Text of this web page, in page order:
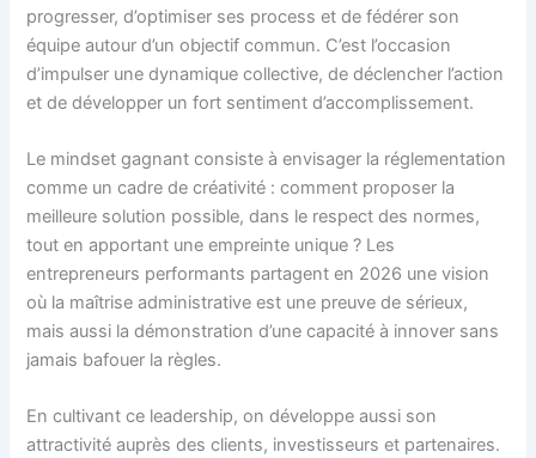
progresser, d’optimiser ses process et de fédérer son
équipe autour d’un objectif commun. C’est l’occasion
d’impulser une dynamique collective, de déclencher l’action
et de développer un fort sentiment d’accomplissement.
Le mindset gagnant consiste à envisager la réglementation
comme un cadre de créativité : comment proposer la
meilleure solution possible, dans le respect des normes,
tout en apportant une empreinte unique ? Les
entrepreneurs performants partagent en 2026 une vision
où la maîtrise administrative est une preuve de sérieux,
mais aussi la démonstration d’une capacité à innover sans
jamais bafouer la règles.
En cultivant ce leadership, on développe aussi son
attractivité auprès des clients, investisseurs et partenaires.